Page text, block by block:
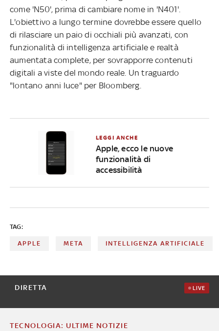
come 'N50', prima di cambiare nome in 'N401'.
L'obiettivo a lungo termine dovrebbe essere quello
di rilasciare un paio di occhiali più avanzati, con
funzionalità di intelligenza artificiale e realtà
aumentata complete, per sovrapporre contenuti
digitali a viste del mondo reale. Un traguardo
"lontano anni luce" per Bloomberg.
LEGGI ANCHE
Apple, ecco le nuove
funzionalità di
accessibilità
TAG:
APPLE META INTELLIGENZA ARTIFICIALE
DIRETTA LIVE
TECNOLOGIA: ULTIME NOTIZIE